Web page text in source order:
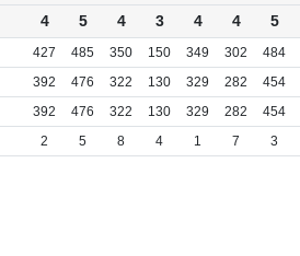
4 5 4 3 4 4 5
427 485 350 150 349 302 484
392 476 322 130 329 282 454
392 476 322 130 329 282 454
2 5 8 4 1 7 3